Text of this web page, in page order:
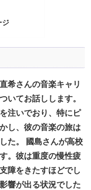
ジ
希さんの音楽キャリ
いてお話しします。
注いでおり、特にピ
し、彼の音楽の旅は
た。 國島さんが高校
。彼は重度の慢性疲
障をきたすほどでし
響が出る状況でした